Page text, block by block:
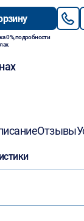
0%, подробности
Отзывы